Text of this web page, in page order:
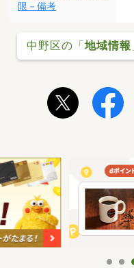
限－備考
中野区の「地域情報